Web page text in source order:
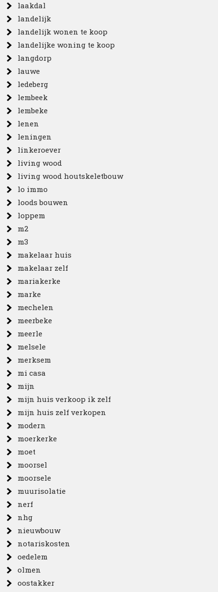
laakdal
landelijk
landelijk wonen te koop
landelijke woning te koop
langdorp
lauwe
ledeberg
lembeek
lembeke
lenen
leningen
linkeroever
living wood
living wood houtskeletbouw
lo immo
loods bouwen
loppem
m2
m3
makelaar huis
makelaar zelf
mariakerke
marke
mechelen
meerbeke
meerle
melsele
merksem
mi casa
mijn
mijn huis verkoop ik zelf
mijn huis zelf verkopen
modern
moerkerke
moet
moorsel
moorsele
muurisolatie
nerf
nhg
nieuwbouw
notariskosten
oedelem
olmen
oostakker